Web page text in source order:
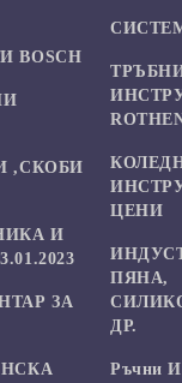
BOSCH
,СКОБИ
И
ЗА
ЦЕНИ
ПЯНА,
ДР.
Ръчни